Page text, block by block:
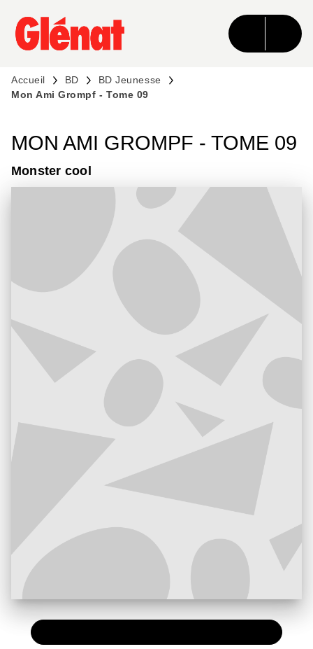
MENU RECHERCHE CONTENU
PIED DE PAGE
Accueil BD
BD Jeunesse
Mon Ami Grompf - Tome 09
MON AMI GROMPF - TOME 09
Monster cool